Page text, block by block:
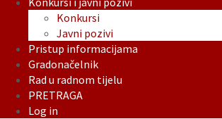
Konkursi
Javni pozivi
Pristup informacijama
Gradonačelnik
Rad u radnom tijelu
PRETRAGA
Log in